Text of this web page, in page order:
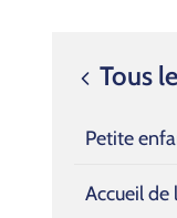
Tous
Petite
Accueil de